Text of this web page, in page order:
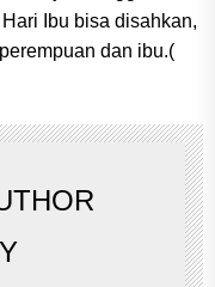
Ibu bisa disahkan,
dan ibu.(